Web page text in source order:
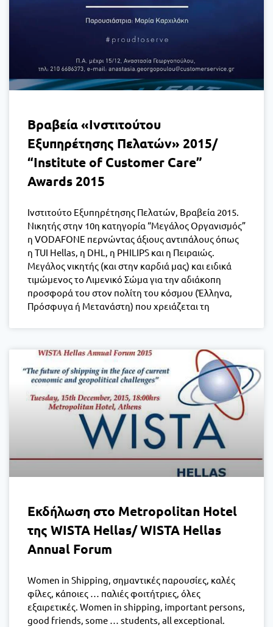
Βραβεία «Ινστιτούτου
Εξυπηρέτησης Πελατών» 2015/
“Institute of Customer Care”
Awards 2015
Ινστιτούτο Εξυπηρέτησης Πελατών, Βραβεία 2015.
Νικητής στην 10η κατηγορία “Μεγάλος Οργανισμός”
η VODAFONE περνώντας άξιους αντιπάλους όπως
η TUI Hellas, η DHL, η PHILIPS και η Πειραιώς.
Μεγάλος νικητής (και στην καρδιά μας) και ειδικά
τιμώμενος το Λιμενικό Σώμα για την αδιάκοπη
προσφορά του στον πολίτη του κόσμου (Έλληνα,
Πρόσφυγα ή Μετανάστη) που χρειάζεται τη
Εκδήλωση στο Metropolitan Hotel
της WISTA Hellas/ WISTA Hellas
Annual Forum
Women in Shipping, σημαντικές παρουσίες, καλές
φίλες, κάποιες … παλιές φοιτήτριες, όλες
εξαιρετικές. Women in shipping, important persons,
good friends, some … students, all exceptional.